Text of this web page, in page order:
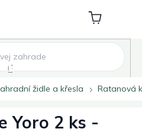
Nákupní
košík
židle a křesla Ratanová
Yoro 2 ks -